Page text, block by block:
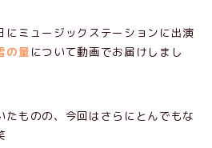
にミュージックステーションに出演
の量 について動画でお届けしまし
たものの、今回はさらにとんでもな